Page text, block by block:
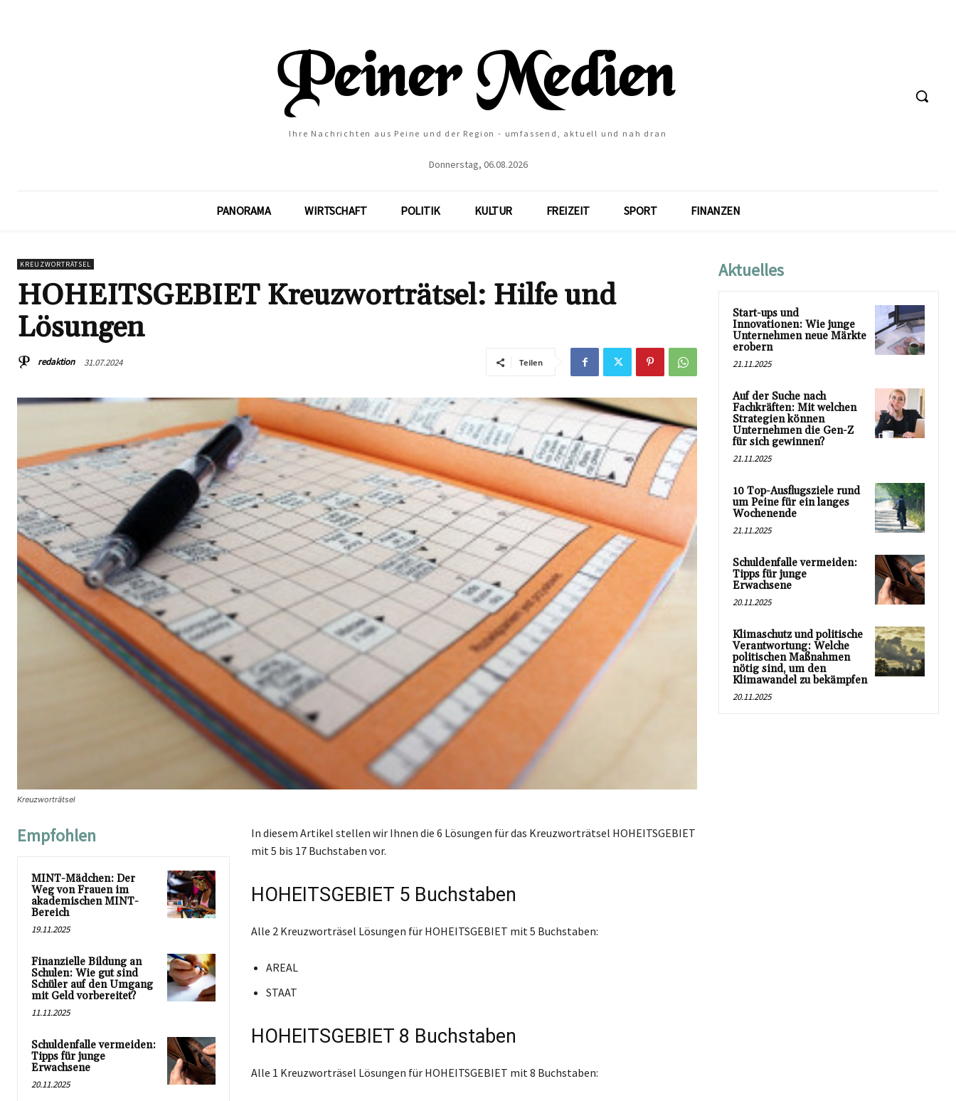
Ihre Nachrichten aus Peine und der Region - umfassend, aktuell und nah dran
Donnerstag, 06.08.2026
PANORAMA WIRTSCHAFT POLITIK KULTUR FREIZEIT SPORT FINANZEN
KREUZWORTRÄTSEL
HOHEITSGEBIET Kreuzworträtsel: Hilfe und
Lösungen
redaktion 31.07.2024 Teilen
Kreuzworträtsel
Empfohlen
MINT-Mädchen: Der
Weg von Frauen im
akademischen MINT-
Bereich
19.11.2025
Finanzielle Bildung an
Schulen: Wie gut sind
Schüler auf den Umgang
mit Geld vorbereitet?
11.11.2025
Schuldenfalle vermeiden:
Tipps für junge
Erwachsene
20.11.2025
In diesem Artikel stellen wir Ihnen die 6 Lösungen für das Kreuzworträtsel HOHEITSGEBIET
mit 5 bis 17 Buchstaben vor.
HOHEITSGEBIET 5 Buchstaben
Alle 2 Kreuzworträsel Lösungen für HOHEITSGEBIET mit 5 Buchstaben:
AREAL
STAAT
HOHEITSGEBIET 8 Buchstaben
Alle 1 Kreuzworträsel Lösungen für HOHEITSGEBIET mit 8 Buchstaben:
Aktuelles
Start-ups und
Innovationen: Wie junge
Unternehmen neue Märkte
erobern
21.11.2025
Auf der Suche nach
Fachkräften: Mit welchen
Strategien können
Unternehmen die Gen-Z
für sich gewinnen?
21.11.2025
10 Top-Ausflugsziele rund
um Peine für ein langes
Wochenende
21.11.2025
Schuldenfalle vermeiden:
Tipps für junge
Erwachsene
20.11.2025
Klimaschutz und politische
Verantwortung: Welche
politischen Maßnahmen
nötig sind, um den
Klimawandel zu bekämpfen
20.11.2025